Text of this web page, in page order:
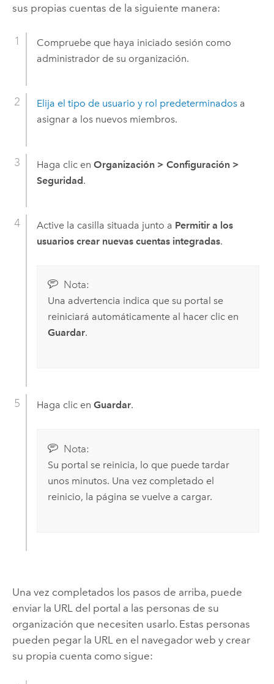
sus propias cuentas de la siguiente manera:
Compruebe que haya iniciado sesión como
administrador de su organización.
Elija el tipo de usuario y rol predeterminadosa
asignar a los nuevos miembros.
Haga clic en Organización > Configuración >
Seguridad.
Active la casilla situada junto a Permitir a los
usuarios crear nuevas cuentas integradas.
Nota:
Una advertencia indica que su portal se
reiniciará automáticamente al hacer clic en
Guardar.
Haga clic en Guardar.
Nota:
Su portal se reinicia, lo que puede tardar
unos minutos. Una vez completado el
reinicio, la página se vuelve a cargar.
Una vez completados los pasos de arriba, puede
enviar la URL del portal a las personas de su
organización que necesiten usarlo. Estas personas
pueden pegar la URL en el navegador web y crear
su propia cuenta como sigue: